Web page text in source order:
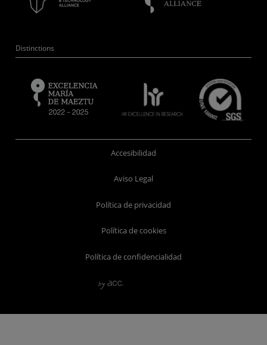
Distinctions
Accesibilidad
Aviso Legal
Política de privacidad
Política de cookies
Política de confidencialidad